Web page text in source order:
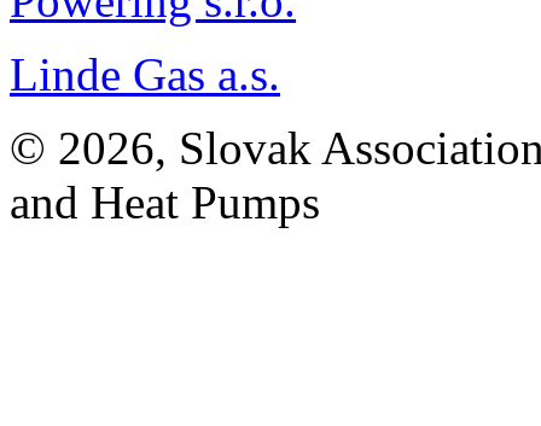
Linde Gas a.s.
© 2026, Slovak
and Heat Pumps